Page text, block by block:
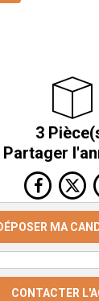
3
Partager
MA
CONTACTER